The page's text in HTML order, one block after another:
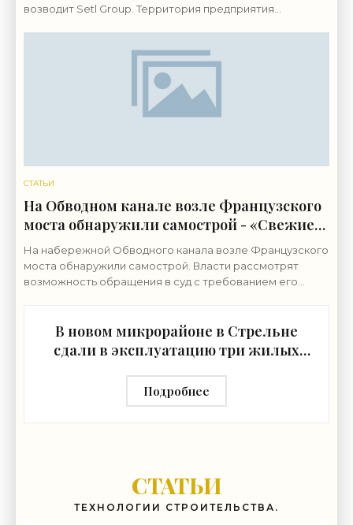
возводит Setl Group. Территория предприятия
СТАТЬИ
На Обводном канале возле Французского
моста обнаружили самострой - «Свежие
новости строительства»
На набережной Обводного канала возле Французского
моста обнаружили самострой. Власти рассмотрят
возможность обращения в суд с требованием его
В новом микрорайоне в Стрельне
сдали в эксплуатацию три жилых
строительства»
Подробнее
СТАТЬИ
ТЕХНОЛОГИИ СТРОИТЕЛЬСТВА.